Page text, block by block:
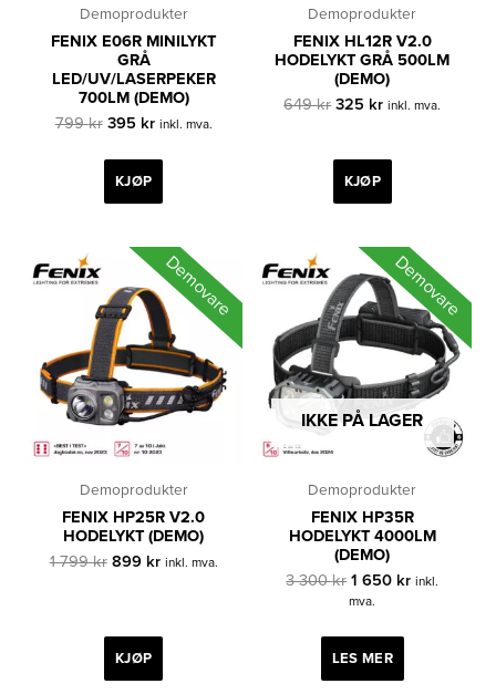
Demoprodukter
FENIX E06R MINILYKT
GRÅ
LED/UV/LASERPEKER
700LM (DEMO)
799kr Opprinnelig
var:
799 kr.
395 krNåværende
er:
inkl. mva.
KJØP
Demoprodukter
FENIX HL12R V2.0
HODELYKT GRÅ 500LM
(DEMO)
649kr Opprinnelig
649 kr.
325 krNåværende
325 kr.
inkl. mva.
KJØP
Demovare
Demoprodukter
FENIX HP25R V2.0
HODELYKT (DEMO)
1 799kr Opprinnelig
799 kr.
899 krNåværende
inkl. mva.
KJØP
Demovare
IKKE PÅ LAGER
Demoprodukter
FENIX HP35R
HODELYKT 4000LM
(DEMO)
3 300kr Opprinnelig
pris
3
300 kr.
1 650 krNåværende
inkl.
mva.
LES MER